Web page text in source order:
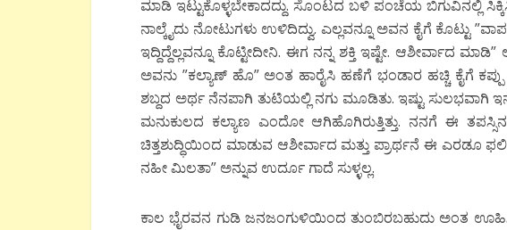
ಮಾಡಿ ಇಟ್ಟುಕೊಳ್ಳಬೇಕಾದದ್ದು. ಸೊಂಟದ ಬಳಿ ಪಂಚೆಯ ಬಿಗುವಿನಲ್ಲಿ
ನಾಲ್ಕೈದು ನೋಟುಗಳು ಉಳಿದಿದ್ವು. ಎಲ್ಲವನ್ನೂ ಅವನ ಕೈಗೆ ಕೊಟ್ಟು
ಇದ್ದಿದ್ದೆಲ್ಲವನ್ನೂ ಕೊಟ್ಟೀದೀನಿ. ಈಗ ನನ್ನ ಶಕ್ತಿ ಇಷ್ಟೇ. ಆಶೀರ್ವಾದ
ಅವನು ”ಕಲ್ಯಾಣ್ ಹೊ” ಅಂತ ಹಾರೈಸಿ ಹಣೆಗೆ ಭಂಡಾರ ಹಚ್ಚಿ ಕೈಗೆ
ಶಬ್ದದ ಅರ್ಥ ನೆನಪಾಗಿ ತುಟಿಯಲ್ಲಿ ನಗು ಮೂಡಿತು. ಇಷ್ಟು ಸುಲಭವಾಗಿ
ಮನುಕುಲದ ಕಲ್ಯಾಣ ಎಂದೋ ಆಗಿಹೊಗಿರುತ್ತಿತ್ತು. ನನಗೆ ಈ
ಚಿತ್ತಶುದ್ಧಿಯಿಂದ ಮಾಡುವ ಆಶೀರ್ವಾದ ಮತ್ತು ಪ್ರಾರ್ಥನೆ ಈ ಎರಡೂ
ನಹೀ ಮಿಲತಾ” ಅನ್ನುವ ಉರ್ದೂ ಗಾದೆ ಸುಳ್ಳಲ್ಲ.
ಕಾಲ ಭೈರವನ ಗುಡಿ ಜನಜಂಗುಳಿಯಿಂದ ತುಂಬಿರಬಹುದು ಅಂತ